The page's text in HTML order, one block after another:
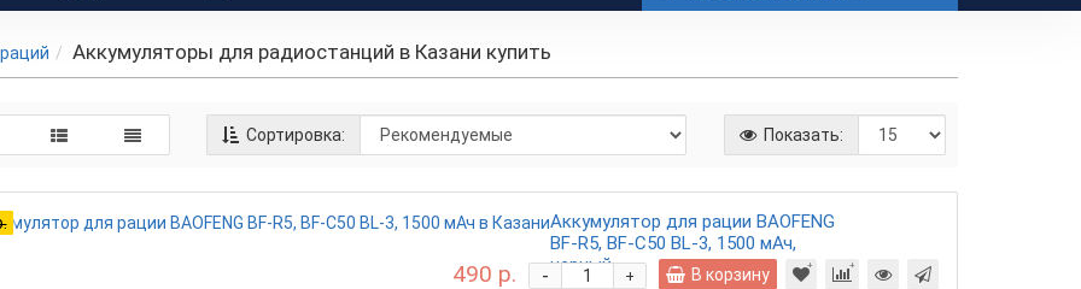
Аккумуляторы для радиостанций в Казани купить
Сортировка: Показать:
Аккумулятор для рации BAOFENG
BF-R5, BF-C50 BL-3, 1500 мАч,
черный
490 р. +
- В корзину